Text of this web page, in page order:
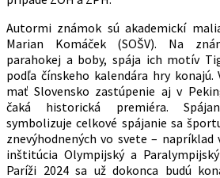
Autormi známok sú akademickí
Marian Komáček (SOŠV). Na
parahokej a boby, spája ich motív
podľa čínskeho kalendára hry
mať Slovensko zastúpenie aj v
čaká historická premiéra.
symbolizuje celkové spájanie sa
znevýhodnených vo svete – napríklad
inštitúcia Olympijský a
Paríži 2024 sa už dokonca budú